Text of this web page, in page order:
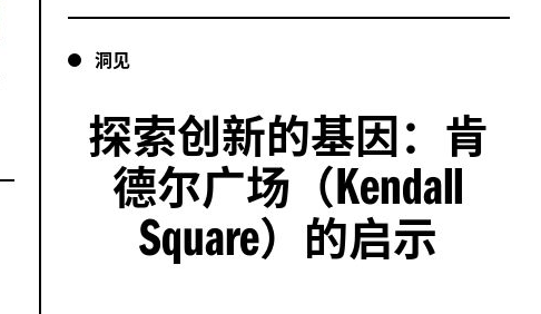
洞见
探索创新的基因：肯
德尔广场（Kendall
Square）的启示